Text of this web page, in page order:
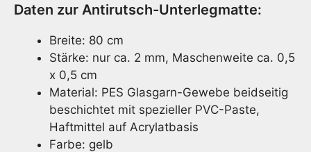
Daten zur Antirutsch-Unterlegmatte:
Breite: 80 cm
Stärke: nur ca. 2 mm, Maschenweite ca. 0,5
x 0,5 cm
Material: PES Glasgarn-Gewebe beidseitig
beschichtet mit spezieller PVC-Paste,
Haftmittel auf Acrylatbasis
Farbe: gelb